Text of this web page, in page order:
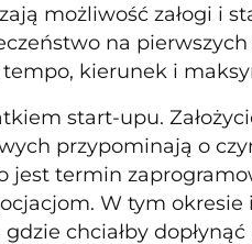
możliwość załogi i
na
kierunek i
start-upu.
przypominają o
jest termin
W tym okresie
chciałby